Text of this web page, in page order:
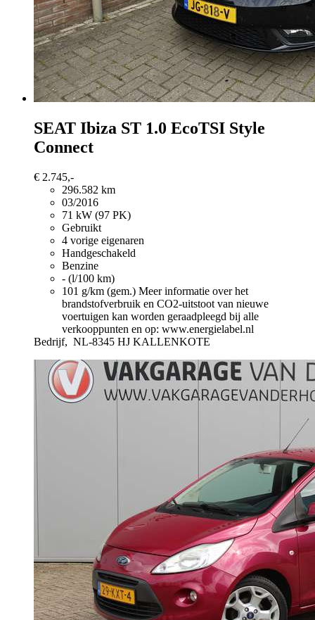
SEAT Ibiza ST 1.0 EcoTSI Style
Connect
€ 2.745,-
296.582 km
03/2016
71 kW (97 PK)
Gebruikt
4 vorige eigenaren
Handgeschakeld
Benzine
- (l/100 km)
101 g/km (gem.) Meer informatie over het
brandstofverbruik en CO2-uitstoot van nieuwe
voertuigen kan worden geraadpleegd bij alle
verkooppunten en op: www.energielabel.nl
Bedrijf, NL-8345 HJ KALLENKOTE